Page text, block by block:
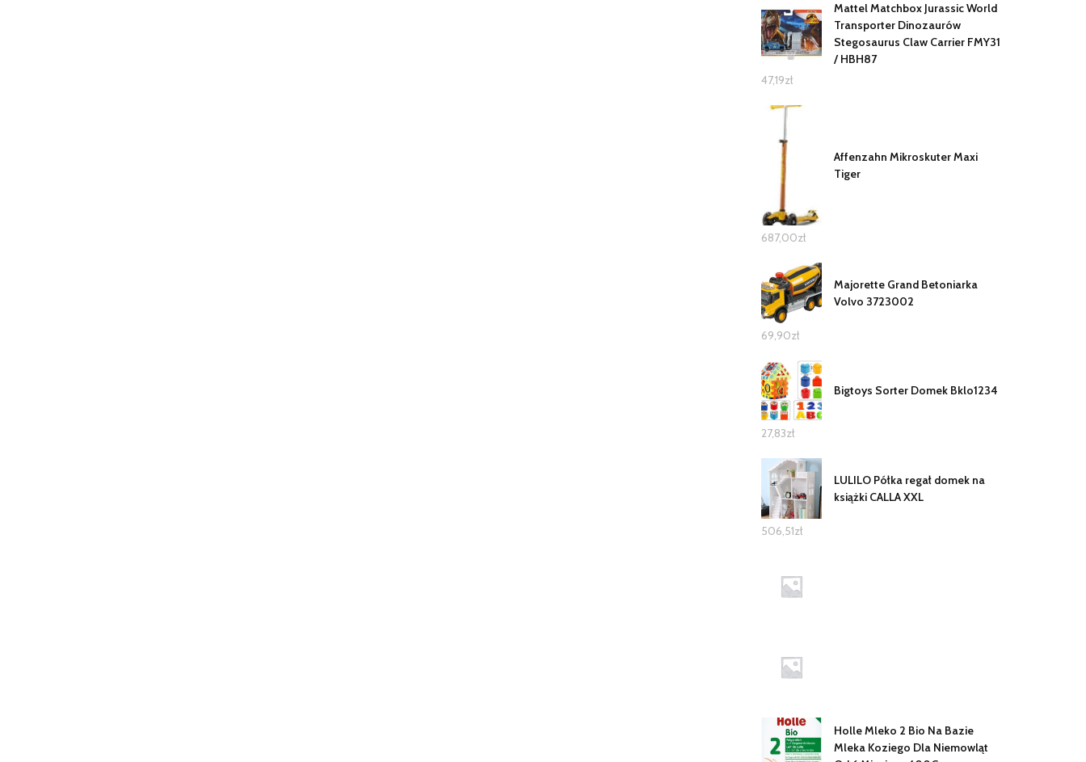
Mattel Matchbox Jurassic World
Transporter Dinozaurów
Stegosaurus Claw Carrier FMY31
/ HBH87
47,19zł
Affenzahn Mikroskuter Maxi
Tiger
687,00zł
Majorette Grand Betoniarka
Volvo 3723002
69,90zł
Bigtoys Sorter Domek Bklo1234
27,83zł
LULILO Półka regał domek na
książki CALLA XXL
506,51zł
Holle Mleko 2 Bio Na Bazie
Mleka Koziego Dla Niemowląt